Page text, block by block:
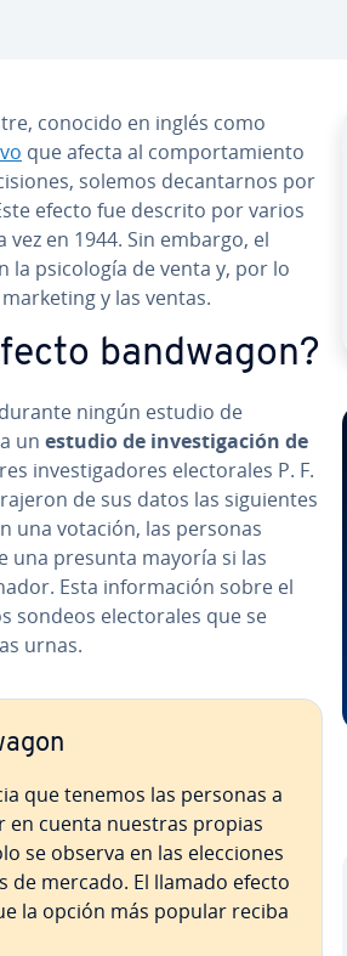
conocido en inglés como
que afecta al co­m­po­r­ta­mie­n­to
solemos de­ca­n­tar­nos por
efecto fue descrito por varios
en 1944. Sin embargo, el
psi­co­lo­gía de venta y, por lo
y las ventas.
bandwagon?
ningún estudio de
un estudio de in­ve­s­ti­ga­ción de
in­ve­s­ti­ga­do­res ele­c­to­ra­les P. F.
de sus datos las si­guie­n­tes
una votación, las personas
una presunta mayoría si las
Esta in­fo­r­ma­ción sobre el
sondeos ele­c­to­ra­les que se
urnas.
que tenemos las personas a
en cuenta nuestras propias
se observa en las ele­c­cio­nes
de mercado. El llamado efecto
la opción más popular reciba